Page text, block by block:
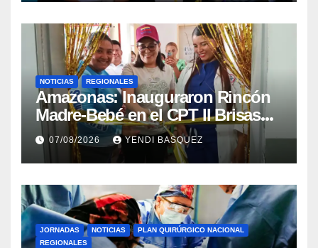
NOTICIAS REGIONALES
​Amazonas: Inauguraron Rincón
Madre-Bebé en el CPT II Brisas
del Aeropuerto ​Inauguraron
Rincón
07/08/2026 YENDI BASQUEZ
JORNADAS NOTICIAS
PLAN QUIRÚRGICO NACIONAL
REGIONALES